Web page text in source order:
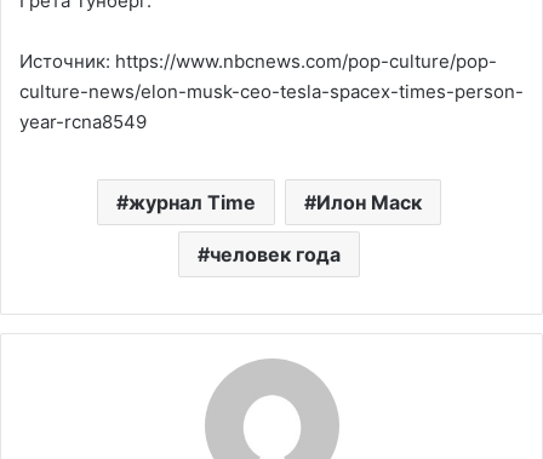
Источник: https://www.nbcnews.com/pop-culture/pop-
culture-news/elon-musk-ceo-tesla-spacex-times-person-
year-rcna8549
журнал Time Илон Маск
человек года